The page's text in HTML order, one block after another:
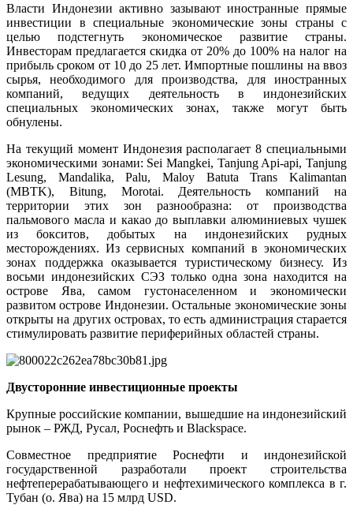
Власти Индонезии активно зазывают иностранные прямые
инвестиции в специальные экономические зоны страны с
целью подстегнуть экономическое развитие страны.
Инвесторам предлагается скидка от 20% до 100% на налог на
прибыль сроком от 10 до 25 лет. Импортные пошлины на ввоз
сырья, необходимого для производства, для иностранных
компаний, ведущих деятельность в индонезийских
специальных экономических зонах, также могут быть
обнулены.
На текущий момент Индонезия располагает 8 специальными
экономическими зонами: Sei Mangkei, Tanjung Api-api, Tanjung
Lesung, Mandalika, Palu, Maloy Batuta Trans Kalimantan
(MBTK), Bitung, Morotai. Деятельность компаний на
территории этих зон разнообразна: от производства
пальмового масла и какао до выплавки алюминиевых чушек
из бокситов, добытых на индонезийских рудных
месторождениях. Из сервисных компаний в экономических
зонах поддержка оказывается туристическому бизнесу. Из
восьми индонезийских СЭЗ только одна зона находится на
острове Ява, самом густонаселенном и экономически
развитом острове Индонезии. Остальные экономические зоны
открыты на других островах, то есть администрация старается
стимулировать развитие периферийных областей страны.
Двусторонние инвестиционные проекты
Крупные российские компании, вышедшие на индонезийский
рынок – РЖД, Русал, Роснефть и Blackspace.
Совместное предприятие Роснефти и индонезийской
государственной разработали проект строительства
нефтеперерабатывающего и нефтехимического комплекса в г.
Тубан (о. Ява) на 15 млрд USD.